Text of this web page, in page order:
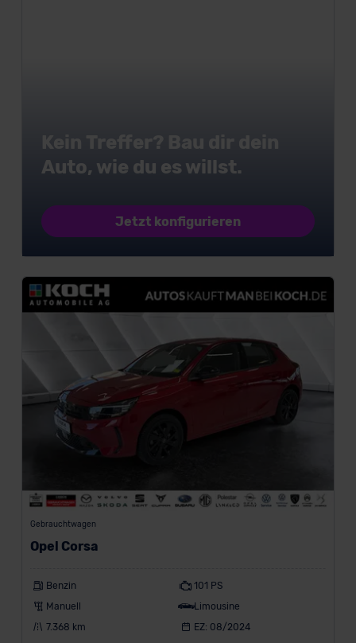
Kraftstoff
Kein Treffer? Bau dir dein
Auto, wie du es willst.
Jetzt konfigurieren
Gebrauchtwagen
Opel Corsa
Benzin
101 PS
Manuell
Limousine
7.368 km
EZ: 08/2024